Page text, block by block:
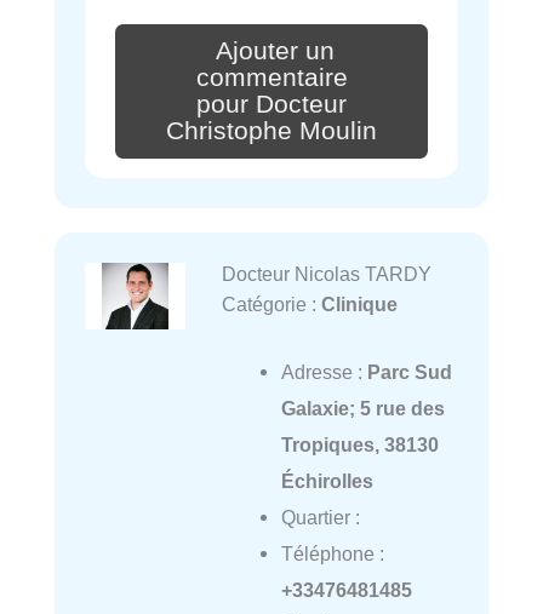
Ajouter un
commentaire
pour Docteur
Christophe Moulin
Docteur Nicolas TARDY
Catégorie : Clinique
Adresse : Parc Sud
Galaxie; 5 rue des
Tropiques, 38130
Échirolles
Quartier :
Téléphone :
+33476481485